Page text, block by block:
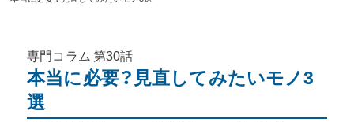
専門コラム第30話
本当に必要？見直してみたいモノ3
選